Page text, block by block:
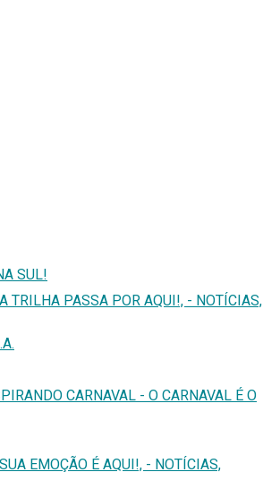
SUL!
TRILHA PASSA POR AQUI!, - NOTÍCIAS,
CARNAVAL - O CARNAVAL É O
EMOÇÃO É AQUI!, - NOTÍCIAS,